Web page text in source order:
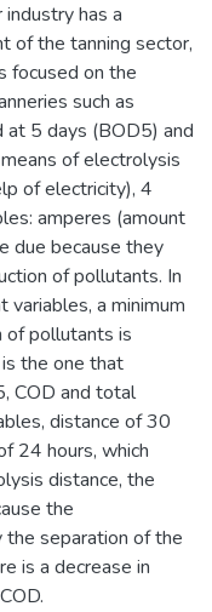
has a
of the tanning sector,
focused on the
such as
at 5 days (BOD5) and
of electrolysis
of electricity), 4
amperes (amount
due because they
of pollutants. In
a minimum
of pollutants is
the one that
COD and total
distance of 30
24 hours, which
distance, the
the
separation of the
is a decrease in